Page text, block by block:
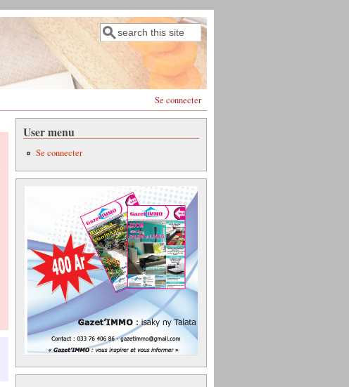
Formulaire de recherche
Rechercher
Se connecter
de Sakafo Malagasy - Cuisine Malgache
User menu
Se connecter